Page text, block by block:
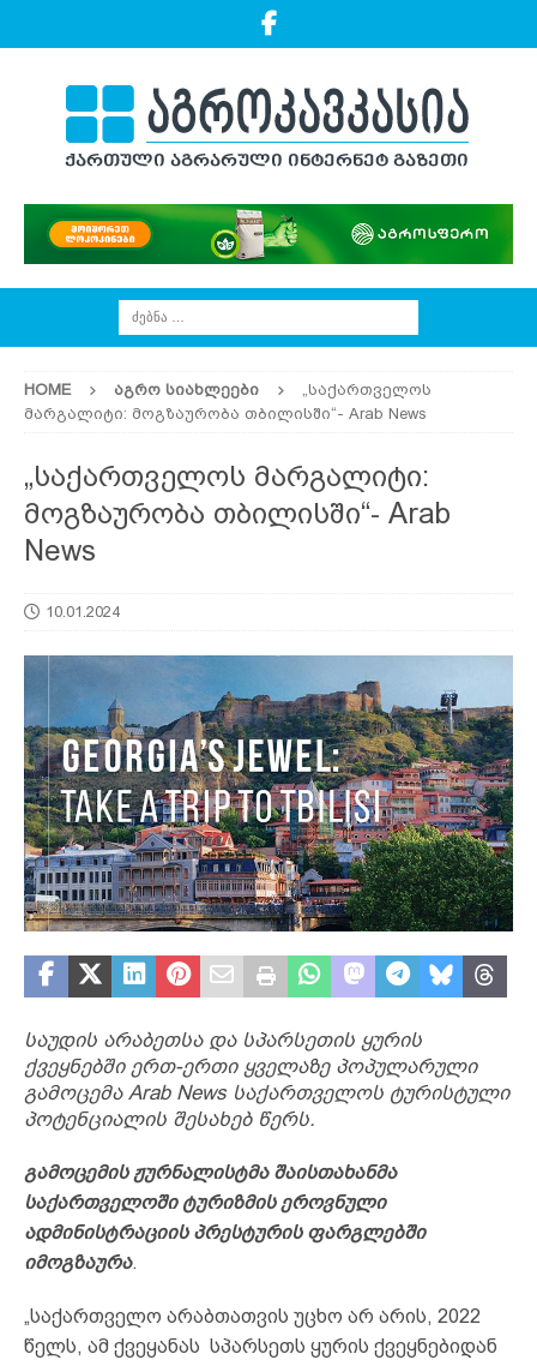
HOME ᲐᲒᲠᲝ ᲡᲘᲐᲮᲚᲔᲔᲑᲘ
„საქართველოს
მარგალიტი: მოგზაურობა თბილისში“- Arab News
„საქართველოს მარგალიტი:
მოგზაურობა თბილისში“- Arab
News
10.01.2024
საუდის არაბეთსა და სპარსეთის ყურის
ქვეყნებში ერთ-ერთი ყველაზე პოპულარული
გამოცემა Arab News საქართველოს ტურისტული
პოტენციალის შესახებ წერს.
გამოცემის ჟურნალისტმა შაისთახანმა
საქართველოში ტურიზმის ეროვნული
ადმინისტრაციის პრესტურის ფარგლებში
იმოგზაურა.
„საქართველო არაბთათვის უცხო არ არის, 2022
წელს, ამ ქვეყანას სპარსეთს ყურის ქვეყნებიდან